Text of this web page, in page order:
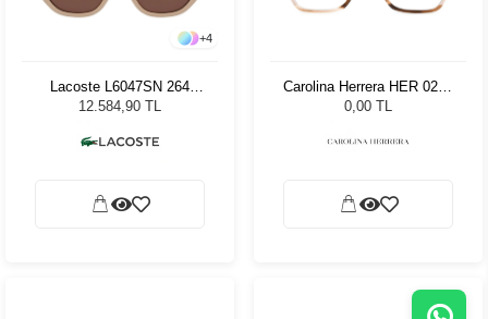
+4
Lacoste L6047SN 264
Sand Kadın Güneş
12.584,90 TL
Carolina Herrera HER 0293
0IU54
0,00 TL